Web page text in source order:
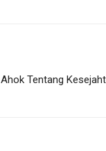
Ahok Tentang